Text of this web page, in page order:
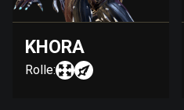
KHORA
Rolle: